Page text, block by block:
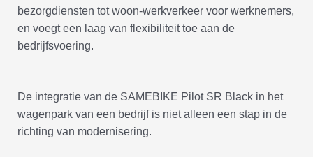
bezorgdiensten tot woon-werkverkeer voor werknemers,
en voegt een laag van flexibiliteit toe aan de
bedrijfsvoering.
De integratie van de SAMEBIKE Pilot SR Black in het
wagenpark van een bedrijf is niet alleen een stap in de
richting van modernisering.